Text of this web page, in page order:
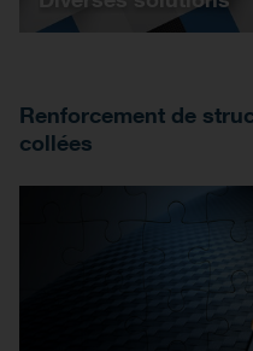
Renforcement de
collées